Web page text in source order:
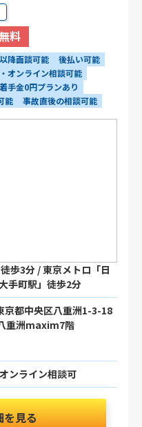
料
降面談可能
後払い可能
オンライン相談可能
着手金0円プランあり
能 事故直後の相談可能
歩3分 / 東京メトロ「日
手町駅」徒歩2分
京都中央区八重洲1-3-18
重洲maxim7階
ンライン相談可
を見る